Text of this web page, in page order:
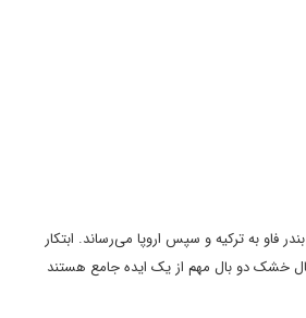
فاو به ترکیه و سپس اروپا می‌رساند. ابتکار
خشک دو بال مهم از یک ایده‌ جامع هستند